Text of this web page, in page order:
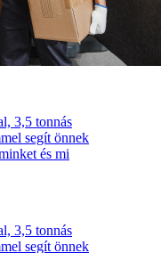
3,5 tonnás
segít önnek
és mi
3,5 tonnás
segít önnek